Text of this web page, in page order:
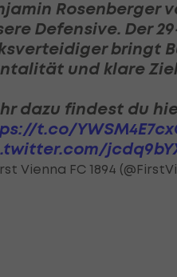
Rosenberger
Defensive. Der
bringt
und klare
dazu findest du
t.co/
Vienna FC 1894